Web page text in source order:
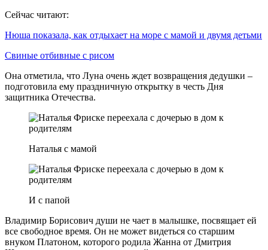
Сейчас читают:
Нюша показала, как отдыхает на море с мамой и двумя детьми
Свиные отбивные с рисом
Она отметила, что Луна очень ждет возвращения дедушки –
подготовила ему праздничную открытку в честь Дня
защитника Отечества.
Наталья с мамой
И с папой
Владимир Борисович души не чает в малышке, посвящает ей
все свободное время. Он не может видеться со старшим
внуком Платоном, которого родила Жанна от Дмитрия